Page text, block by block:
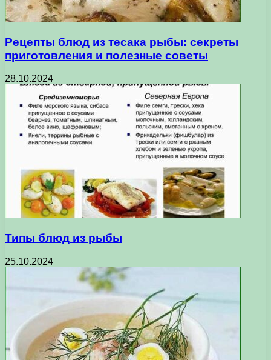
Рецепты блюд из тесака рыбы: секреты
приготовления и полезные советы
28.10.2024
Типы блюд из рыбы
25.10.2024